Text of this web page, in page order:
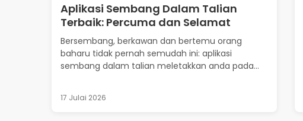
Aplikasi Sembang Dalam Talian
Terbaik: Percuma dan Selamat
Bersembang, berkawan dan bertemu orang
baharu tidak pernah semudah ini: aplikasi
sembang dalam talian meletakkan anda pada...
17 Julai 2026